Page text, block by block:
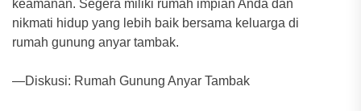
keamanan. Segera miliki rumah impian Anda dan
nikmati hidup yang lebih baik bersama keluarga di
rumah gunung anyar tambak.
—Diskusi: Rumah Gunung Anyar Tambak